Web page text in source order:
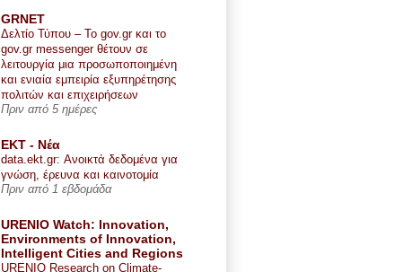
GRNET
Δελτίο Τύπου – Το gov.gr και το
gov.gr messenger θέτουν σε
λειτουργία μια προσωποποιημένη
και ενιαία εμπειρία εξυπηρέτησης
πολιτών και επιχειρήσεων
Πριν από 5 ημέρες
ΕΚΤ - Nέα
data.ekt.gr: Ανοικτά δεδομένα για
γνώση, έρευνα και καινοτομία
Πριν από 1 εβδομάδα
URENIO Watch: Innovation,
Environments of Innovation,
Intelligent Cities and Regions
URENIO Research on Climate-